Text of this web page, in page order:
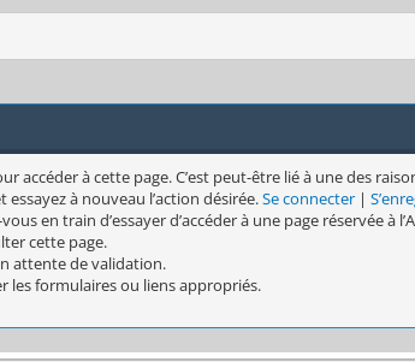
accéder à cette page. C’est peut-être lié à une des
à nouveau l’action désirée.Se connecter |
en train d’essayer d’accéder à une page réservée
cette page.
attente de validation.
les formulaires ou liens appropriés.